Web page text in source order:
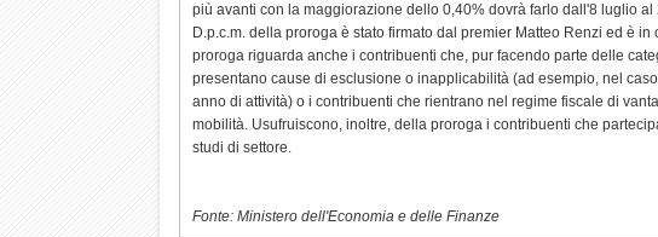
più avanti con la maggiorazione dello 0,40% dovrà farlo dall'8 luglio
D.p.c.m. della proroga è stato firmato dal premier Matteo Renzi ed è
proroga riguarda anche i contribuenti che, pur facendo parte delle
presentano cause di esclusione o inapplicabilità (ad esempio, nel
anno di attività) o i contribuenti che rientrano nel regime fiscale di
mobilità. Usufruiscono, inoltre, della proroga i contribuenti che
studi di settore.
Fonte: Ministero dell'Economia e delle Finanze